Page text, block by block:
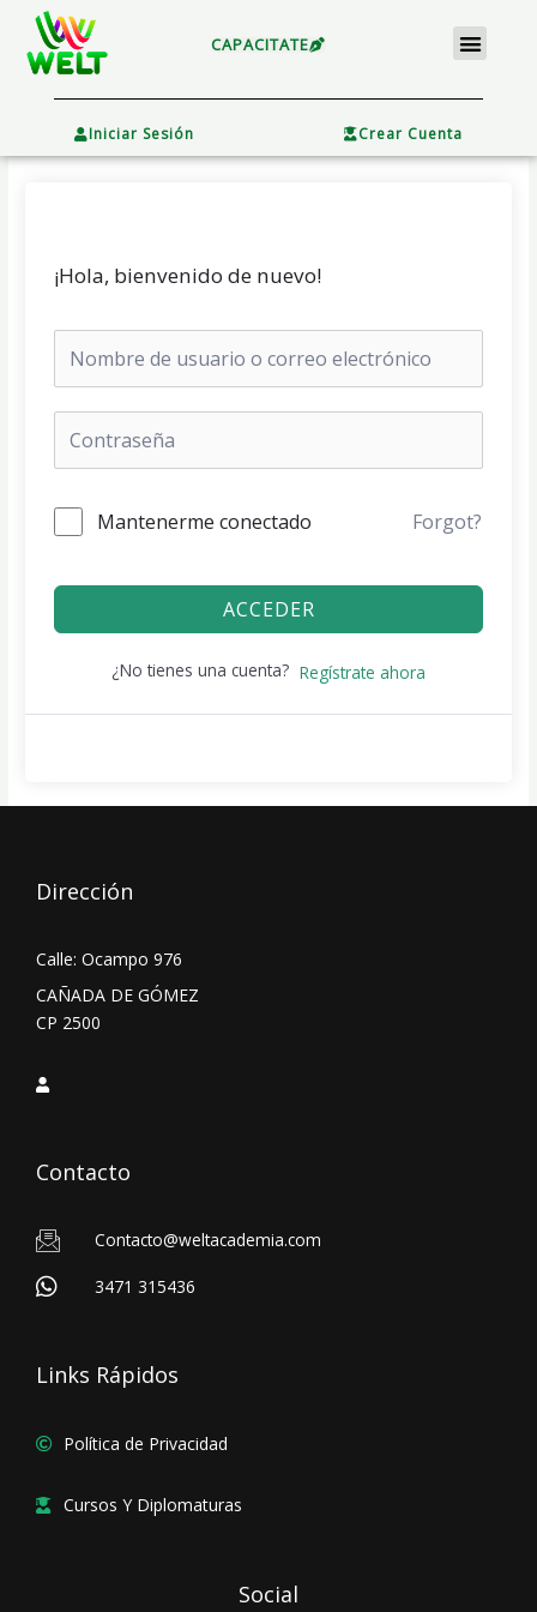
contenido
CAPACITATE Menu
Iniciar Sesión Crear Cuenta
¡Hola, bienvenido de nuevo!
Mantenerme conectado Forgot?
ACCEDER
¿No tienes una cuenta? Regístrate ahora
Dirección
Calle: Ocampo 976
CAÑADA DE GÓMEZ
CP 2500
Contacto
Contacto@weltacademia.com
3471 315436
Links Rápidos
Política de Privacidad
Cursos Y Diplomaturas
Social